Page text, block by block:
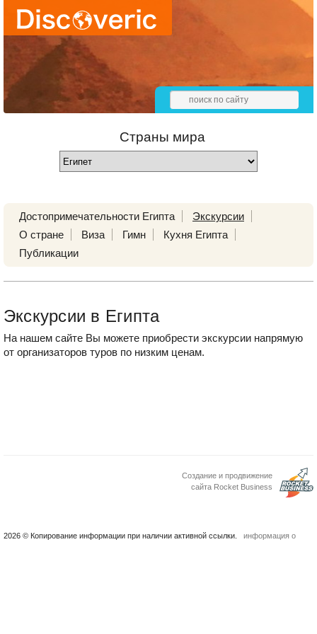
Страны мира
Достопримечательности Египта
Экскурсии
О стране
Виза Гимн
Кухня Египта
Публикации
Экскурсии в Египта
На нашем сайте Вы можете приобрести экскурсии напрямую
от организаторов туров по низким ценам.
Создание и продвижение
сайта Rocket Business
2026 © Копирование информации при наличии активной ссылки. информация о